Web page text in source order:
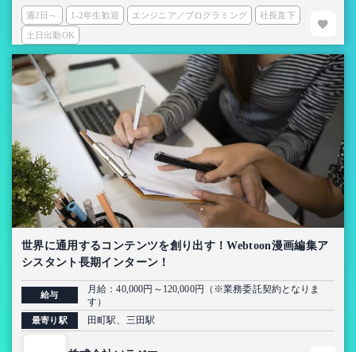
週2日～ 1-2年生歓迎 エンジニア／プログラミング 社長直下
土日出勤OK
世界に通用するコンテンツを創り出す！Webtoon漫画編集ア
シスタント長期インターン！
給与
月給：40,000円～120,000円（※業務委託契約となりま
す）
最寄り駅 田町駅、三田駅